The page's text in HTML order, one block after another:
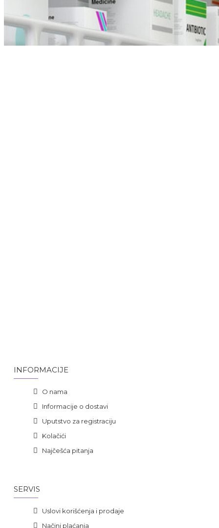
INFORMACIJE
O nama
Informacije o dostavi
Uputstvo za registraciju
Kolačići
Najčešća pitanja
SERVIS
Uslovi korišćenja i prodaje
Načini plaćanja